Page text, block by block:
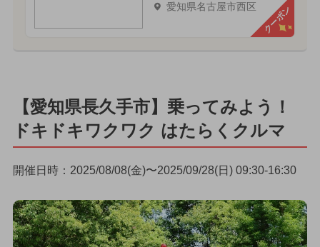
愛知県名古屋市西区 クーポン
【愛知県長久手市】乗ってみよう！
ドキドキワクワク はたらくクルマ
開催日時：2025/08/08(金)〜2025/09/28(日) 09:30-16:30